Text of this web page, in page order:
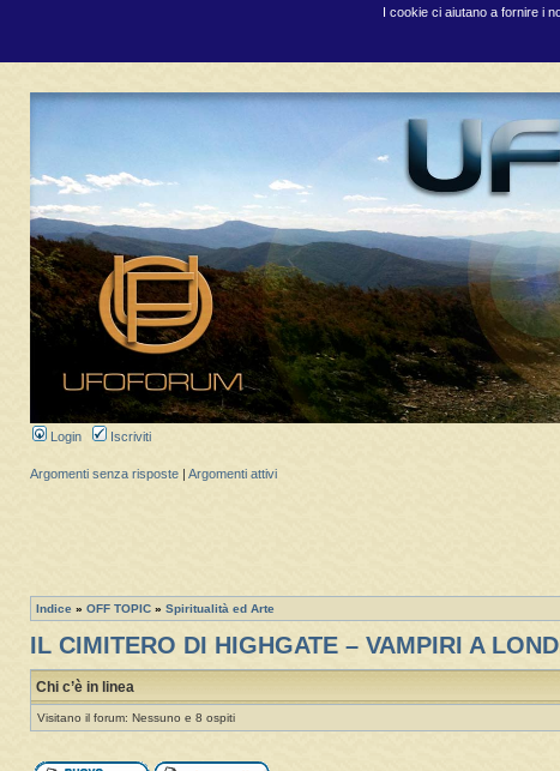
I cookie ci aiutano a fornire i
Login Iscriviti
Argomenti senza risposte Argomenti attivi
Indice » OFF TOPIC » Spiritualità ed Arte
IL CIMITERO DI HIGHGATE – VAMPIRI A
Chi c’è in linea
Visitano il forum: Nessuno e 8 ospiti